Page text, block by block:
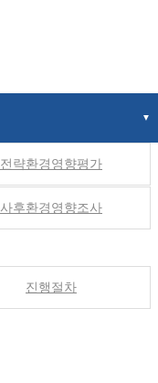
▼
전략환경영향평가
사후환경영향조사
진행절차